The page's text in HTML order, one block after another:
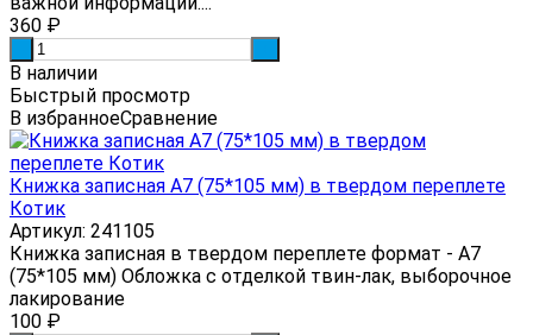
360 ₽
В наличии
Быстрый просмотр
В избранноеСравнение
Книжка записная А7 (75*105 мм) в твердом переплете
Котик
Артикул: 241105
Книжка записная в твердом переплете формат - А7
(75*105 мм) Обложка с отделкой твин-лак, выборочное
лакирование
100 ₽